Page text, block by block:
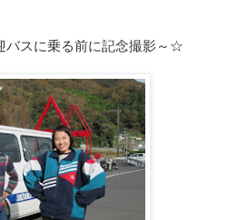
バスに乗る前に記念撮影～☆